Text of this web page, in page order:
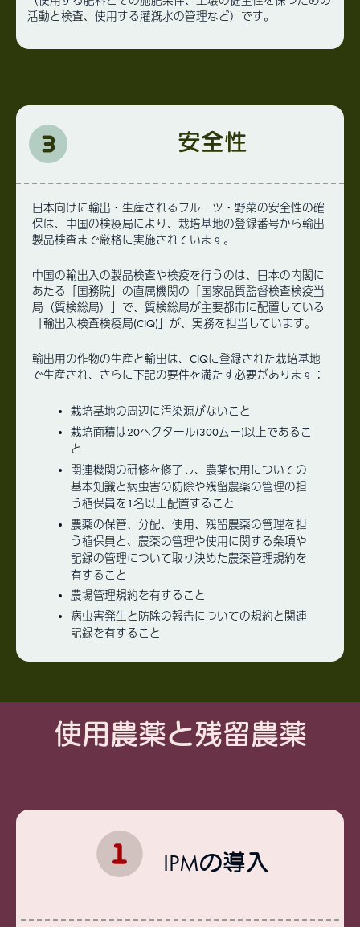
活動と検査、使用する灌漑水の管理など）です。
安全性
日本向けに輸出・生産されるフルーツ・野菜の安全性の確
保は、中国の検疫局により、栽培基地の登録番号から輸出
製品検査まで厳格に実施されています。
中国の輸出入の製品検査や検疫を行うのは、日本の内閣に
あたる「国務院」の直属機関の「国家品質監督検査検疫当
局（質検総局）」で、質検総局が主要都市に配置している
「輸出入検査検疫局(CIQ)」が、実務を担当しています。
輸出用の作物の生産と輸出は、CIQに登録された栽培基地
で生産され、さらに下記の要件を満たす必要があります；
栽培基地の周辺に汚染源がないこと
栽培面積は20ヘクタール(300ムー)以上であるこ
と
関連機関の研修を修了し、農薬使用についての
基本知識と病虫害の防除や残留農薬の管理の担
う植保員を1名以上配置すること
農薬の保管、分配、使用、残留農薬の管理を担
う植保員と、農薬の管理や使用に関する条項や
記録の管理について取り決めた農薬管理規約を
有すること
農場管理規約を有すること
病虫害発生と防除の報告についての規約と関連
記録を有すること
使用農薬と残留農薬
IPMの導入